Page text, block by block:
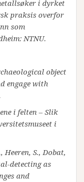
i dyrket
praksis overfor
som
NTNU.
object
engage with
i felten – Slik
i
Heeren, S., Dobat,
detecting as
and